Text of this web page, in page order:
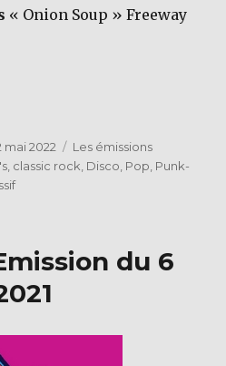
« Onion Soup » Freeway
mai 2022 Catégories
Les émissions
, classic rock, Disco, Pop, Punk-
du 6